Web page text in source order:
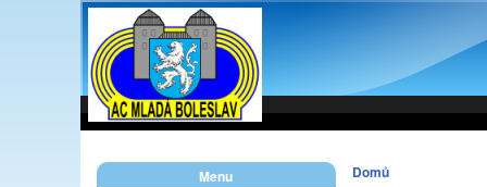
Menu Domů